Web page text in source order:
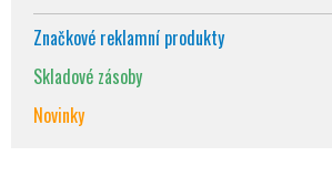
Značkové reklamní produkty
Skladové zásoby
Novinky